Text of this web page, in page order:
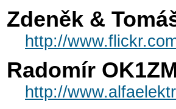
Zdeněk &
http://
Radomír
http://